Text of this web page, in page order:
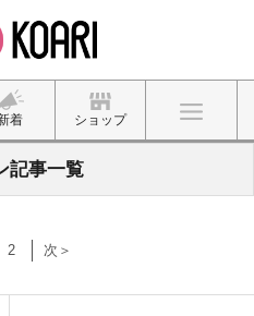
着 ショップ
記事一覧
2 次＞